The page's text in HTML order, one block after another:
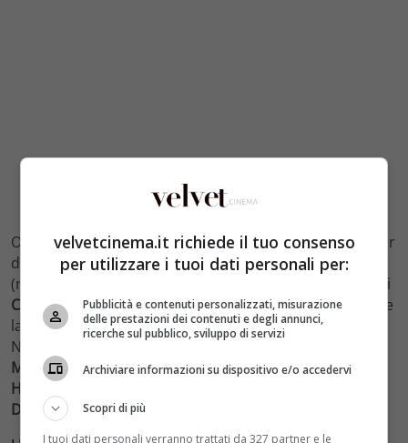
Oltre a dover combattere contro Vulture, il Peter Parker
di Tom Holland in questa prima pellicola stand-alone
(nella quale a quanto pare vedremo anche un cameo di
Chris Evanscome Captain America) dovrà anche gestire
la sua doppia vita di supereroe e ragazzo qualunque.
Nella pellicola, diretta da
Tom Watts
Marisa Tomei– nel ruolo di Zia May –Zendaya,Laura
Harrier
Donald Glover,Angourie Rice
velvetcinema.it richiede il tuo consenso
per utilizzare i tuoi dati personali per:
Pubblicità e contenuti personalizzati, misurazione
delle prestazioni dei contenuti e degli annunci,
ricerche sul pubblico, sviluppo di servizi
Archiviare informazioni su dispositivo e/o accedervi
Scopri di più
I tuoi dati personali verranno trattati da 327 partner e le